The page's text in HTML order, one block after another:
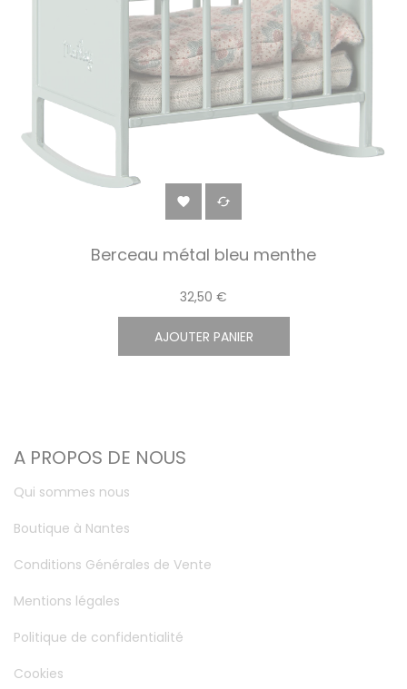
 
Berceau métal bleu menthe
32,50 €
AJOUTER PANIER
A PROPOS DE NOUS
Qui sommes nous
Boutique à Nantes
Conditions Générales de Vente
Mentions légales
Politique de confidentialité
Cookies